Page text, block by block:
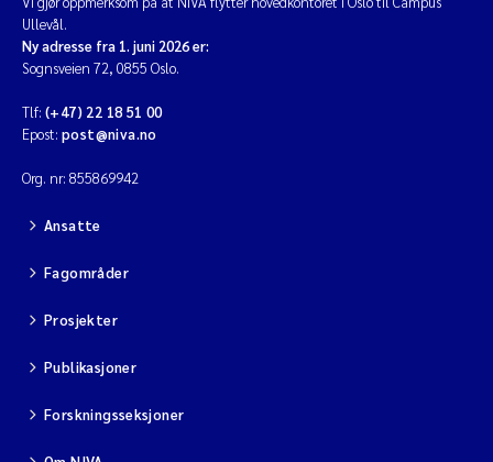
Ullevål.
Ny adresse fra 1. juni 2026 er:
Sognsveien 72, 0855 Oslo.
Tlf: (+47) 22 18 51 00
Epost: post@niva.no
Org. nr: 855869942
Ansatte
Fagområder
Prosjekter
Publikasjoner
Forskningsseksjoner